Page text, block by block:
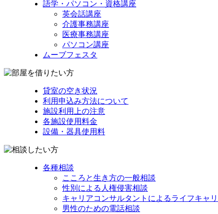
語学・パソコン・資格講座
英会話講座
介護事務講座
医療事務講座
パソコン講座
ムーブフェスタ
貸室の空き状況
利用申込み方法について
施設利用上の注意
各施設使用料金
設備・器具使用料
各種相談
こころと生き方の一般相談
性別による人権侵害相談
キャリアコンサルタントによるライフキャ
男性のための電話相談